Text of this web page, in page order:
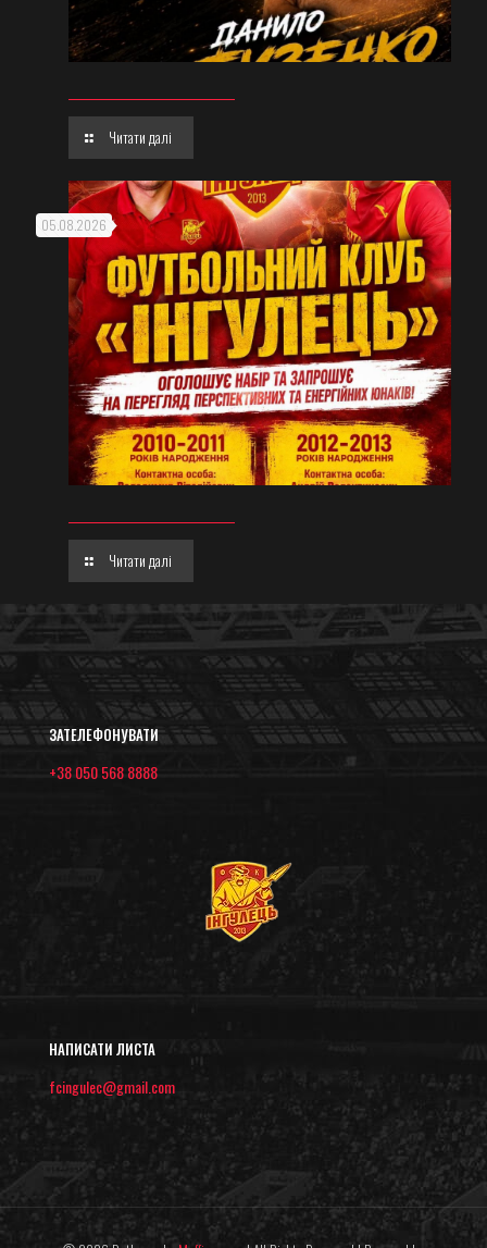
Читати далі
05.08.2026
Читати далі
ЗАТЕЛЕФОНУВАТИ
+38 050 568 8888
НАПИСАТИ ЛИСТА
fcingulec@gmail.com